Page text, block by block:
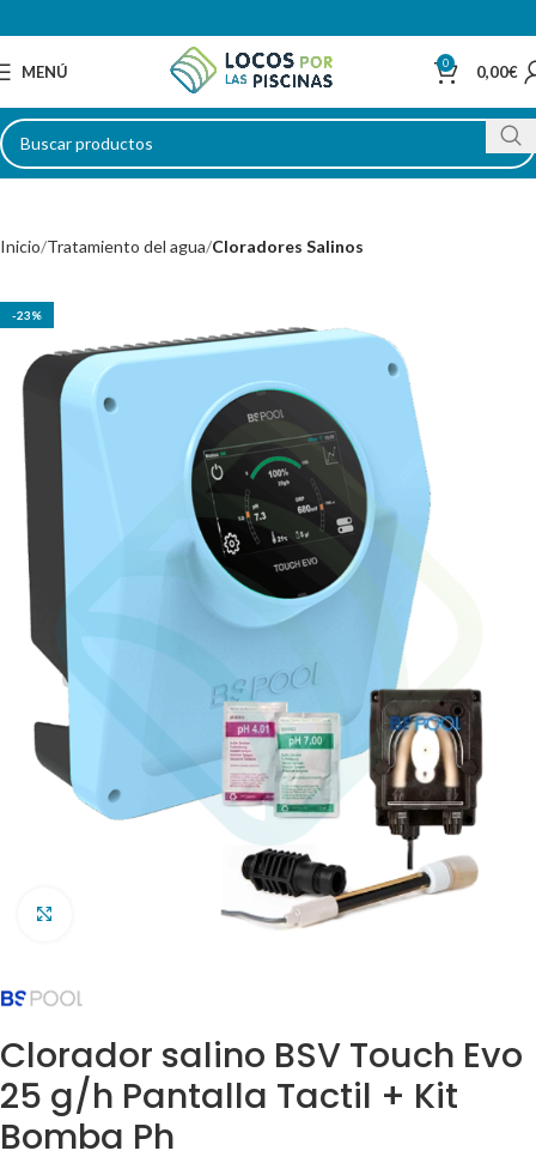
MENÚ 0 0,00€
Inicio Tratamiento del agua Cloradores Salinos
-23%
Clorador salino BSV Touch Evo
25 g/h Pantalla Tactil + Kit
Bomba Ph